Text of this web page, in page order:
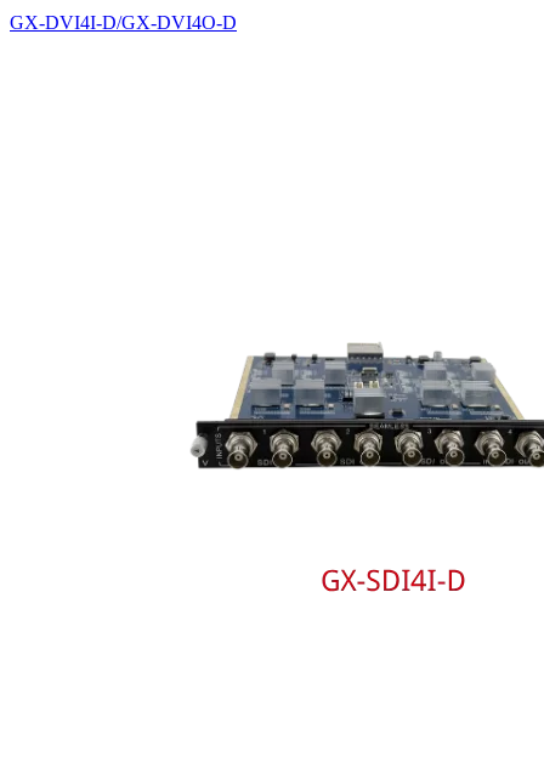
GX-DVI4I-D/GX-DVI4O-D